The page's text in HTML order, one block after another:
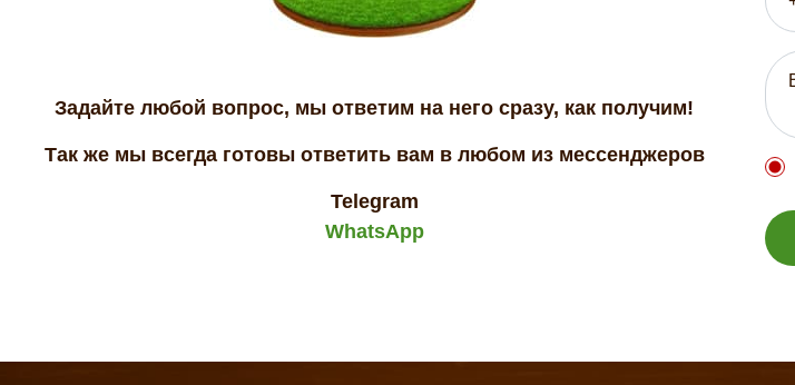
Задайте любой вопрос, мы ответим на него сразу, как получим!
Так же мы всегда готовы ответить вам в любом из мессенджеров
Telegram
WhatsApp